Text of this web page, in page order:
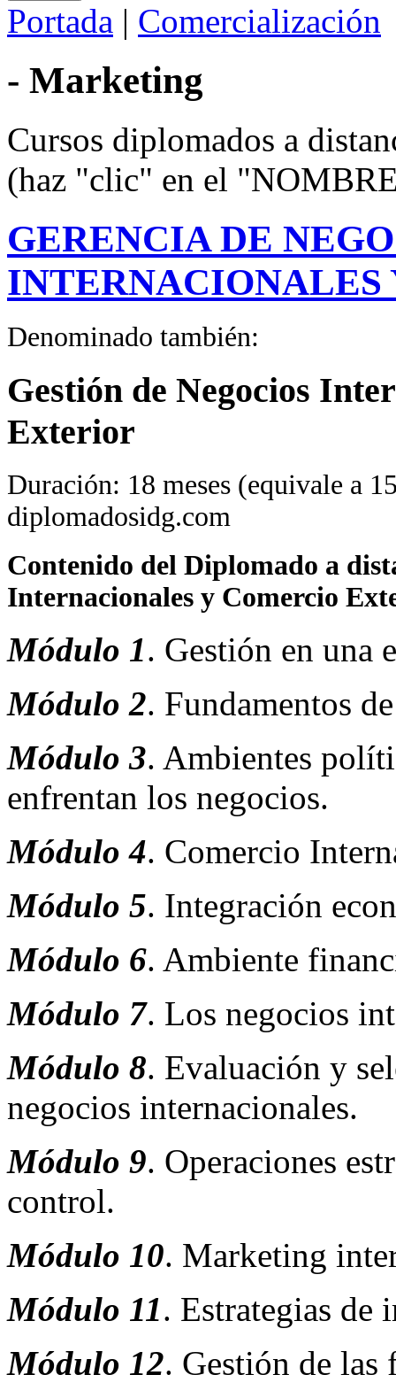
Portada | Comercialización
- Marketing
Cursos diplomados a
(haz "clic" en el
GERENCIA DE
Denominado también:
Gestión de Negocios
Exterior
Duración: 18 meses (equivale a
diplomadosidg.com
Contenido del Diplomado a
Internacionales y Comercio
Módulo 1. Gestión en una
Módulo 2. Fundamentos
Módulo 3. Ambientes
enfrentan los negocios.
Módulo 4. Comercio
Módulo 5. Integración
Módulo 6. Ambiente
Módulo 7. Los negocios
Módulo 8. Evaluación y
negocios internacionales.
Módulo 9. Operaciones
control.
Módulo 10. Marketing
Módulo 11. Estrategias de
Módulo 12. Gestión de las